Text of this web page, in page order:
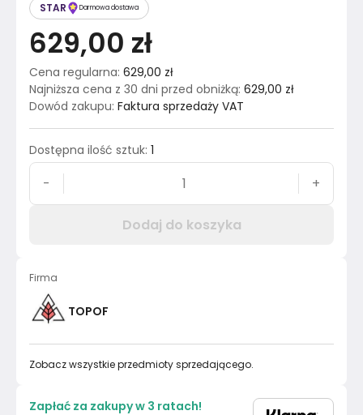
STAR Darmowa dostawa
629,00 zł
Cena regularna: 629,00 zł
Najniższa cena z 30 dni przed obniżką: 629,00 zł
Dowód zakupu: Faktura sprzedaży VAT
Dostępna ilość sztuk: 1
- +
Dodaj do koszyka
Firma
TOPOF
Zobacz wszystkie przedmioty sprzedającego.
Zapłać za zakupy w 3 ratach!